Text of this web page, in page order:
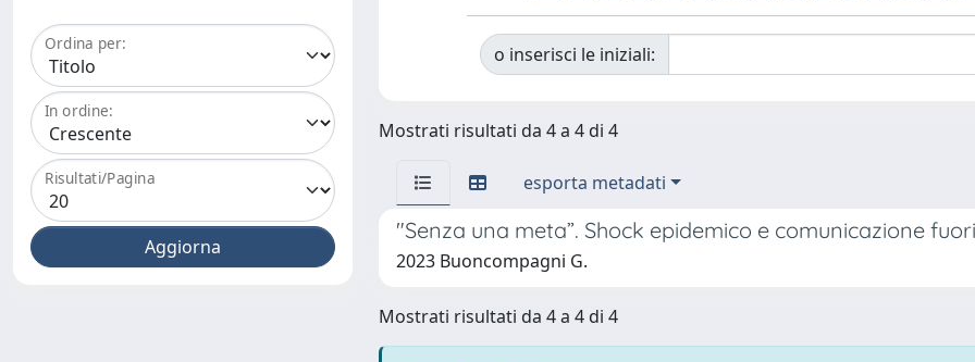
Ordina per:
In ordine:
Risultati/Pagina
o inserisci le iniziali:
Mostrati risultati da 4 a 4 di 4
esporta metadati
"Senza una meta”. Shock epidemico e comunicazione
2023 Buoncompagni G.
Mostrati risultati da 4 a 4 di 4